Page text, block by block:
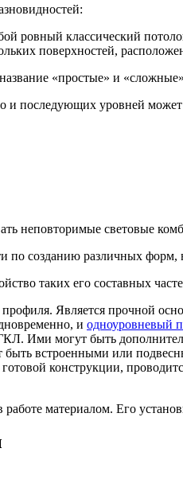
ровный классический
поверхностей,
«простые» и
и последующих уровней
неповторимые световые
по созданию различных форм,
таких его составных
Является прочной
и одноуровневый
Ими могут быть
встроенными или
конструкции,
работе материалом. Его